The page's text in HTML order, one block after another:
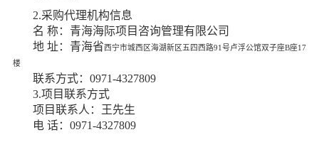
2.采购代理机构信息
名 称：青海海际项目咨询管理有限公司
地 址：青海省西宁市城西区海湖新区五四西路91号卢浮公馆双子座B座17
楼
联系方式： 0971-4327809
3.项目联系方式
项目联系人：王先生
电 话： 0971-4327809